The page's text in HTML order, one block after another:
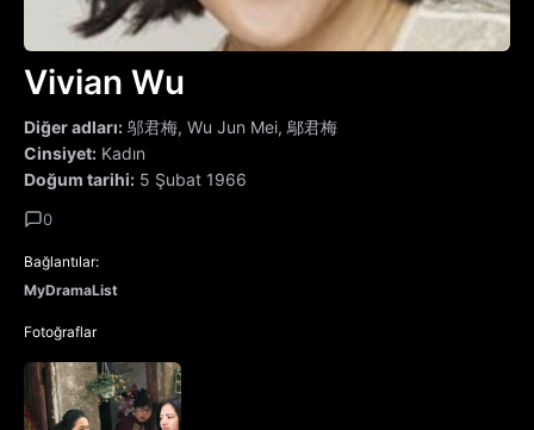
Vivian Wu
Diğer adları: 邬君梅, Wu Jun Mei, 鄔君梅
Cinsiyet: Kadın
Doğum tarihi: 5 Şubat 1966
0
Bağlantılar:
MyDramaList
Fotoğraflar